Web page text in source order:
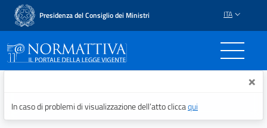
Presidenza del Consiglio dei Ministri ITA
Normattiva - Il portale ×
In caso di problemi di visualizzazione dell’atto cliccaqui